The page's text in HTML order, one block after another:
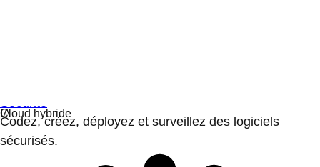
Sécurité
Codez, créez, déployez et surveillez des logiciels
sécurisés.